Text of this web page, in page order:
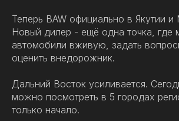
Теперь BAW официально в Якутии и
Новый дилер - ещё одна точка, где
автомобили вживую, задать
оценить внедорожник.
Дальний Восток усиливается.
можно посмотреть в 5 городах
только начало.